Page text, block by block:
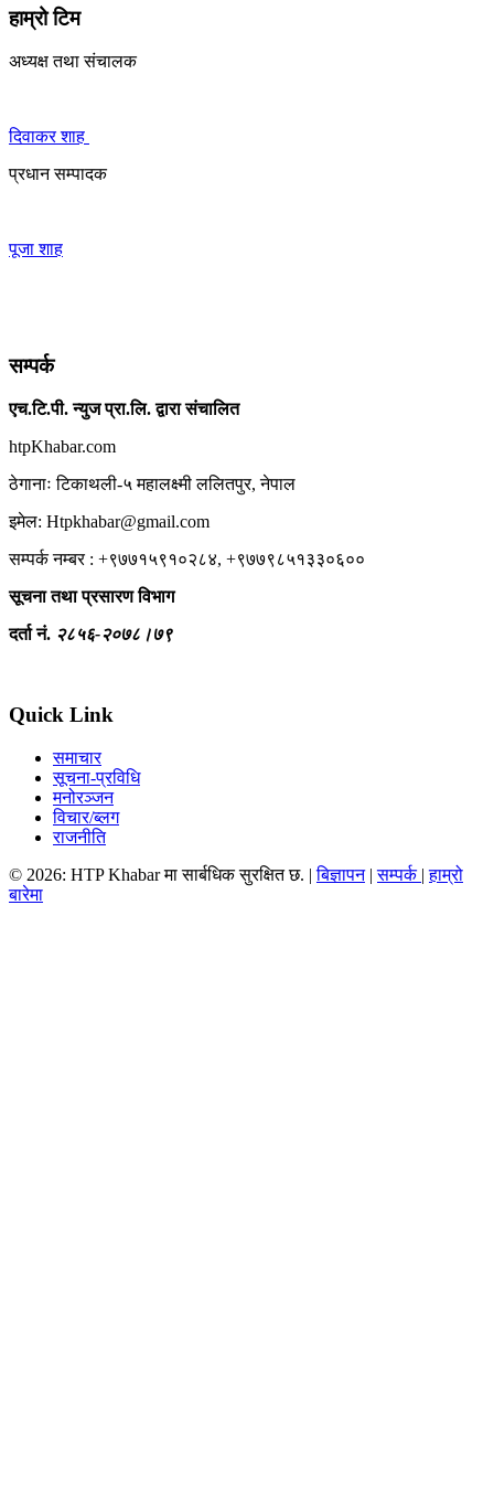
हाम्रो टिम
अध्यक्ष तथा संचालक
दिवाकर शाह
प्रधान सम्पादक
पूजा शाह
सम्पर्क
एच.टि.पी. न्युज प्रा.लि. द्वारा संचालित
htpKhabar.com
ठेगानाः टिकाथली-५ महालक्ष्मी ललितपुर, नेपाल
इमेल: Htpkhabar@gmail.com
सम्पर्क नम्बर : +९७७१५९१०२८४, +९७७९८५१३३०६००
सूचना तथा प्रसारण विभाग
दर्ता नं. २८५६-२०७८।७९
Quick Link
समाचार
सूचना-प्रविधि
मनोरञ्जन
विचार/ब्लग
राजनीति
© 2026: HTP Khabar मा सार्बधिक सुरक्षित छ. |बिज्ञापन|सम्पर्क |हाम्रो
बारेमा